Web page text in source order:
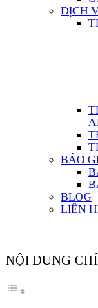
DỊCH
BÁO
BLOG
LIÊN
NỘI DUNG